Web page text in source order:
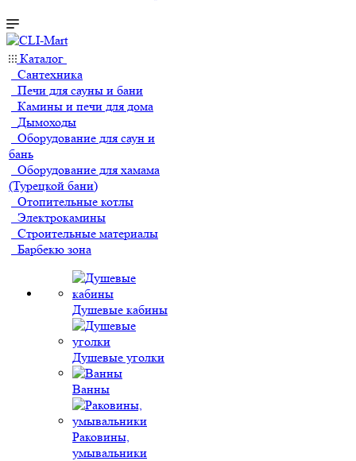
Каталог
Сантехника
Печи для сауны и бани
Камины и печи для дома
Дымоходы
Оборудование для саун и
бань
Оборудование для хамама
(Турецкой бани)
Отопительные котлы
Электрокамины
Строительные материалы
Барбекю зона
Душевые кабины
Душевые уголки
Ванны
Раковины,
умывальники